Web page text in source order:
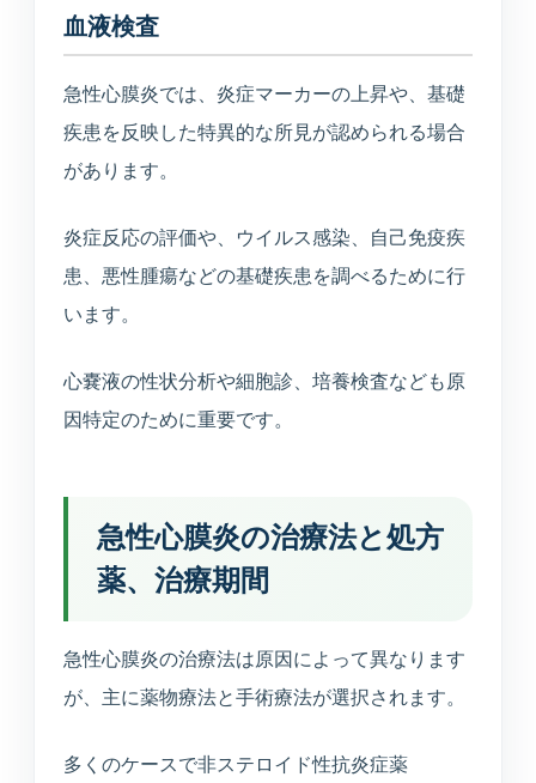
血液検査
急性心膜炎では、炎症マーカーの上昇や、基礎
疾患を反映した特異的な所見が認められる場合
があります。
炎症反応の評価や、ウイルス感染、自己免疫疾
患、悪性腫瘍などの基礎疾患を調べるために行
います。
心嚢液の性状分析や細胞診、培養検査なども原
因特定のために重要です。
急性心膜炎の治療法と処方
薬、治療期間
急性心膜炎の治療法は原因によって異なります
が、主に薬物療法と手術療法が選択されます。
多くのケースで非ステロイド性抗炎症薬